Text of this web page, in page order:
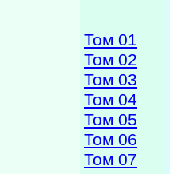
Том 01
Том 02
Том 03
Том 04
Том 05
Том 06
Том 07